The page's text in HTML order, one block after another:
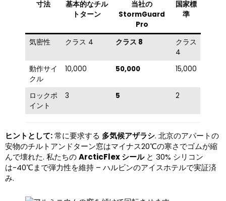
寸法
基本的なチル
トターン
当社の
StormGuard
Pro
国家標
準
気密性 クラス 4 クラス 8
クラス
4
動作サイ
クル
10,000 50,000 15,000
ロックポ
イント
3 5 2
ヒントとして:常に要求する 多気候アザラシ. 北京のアパートの
安物のチルトアンドターン窓はマイナス20℃の寒さでゴムが縮
んで壊れた. 私たちのArcticFlex シールと 30% シリコン
は-40℃まで弾力性を維持 – ハルビンのアイスホテルで実証済
み.